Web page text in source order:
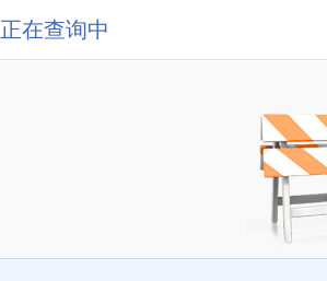
正在查询中